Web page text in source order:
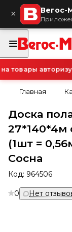
× Вегос-
Главная
Доска
27*140*4м
(1шт =
Сосна
Код: 964506
0 Нет